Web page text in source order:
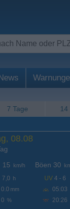
7 Tage 14
08.08
15
km/h
7,0 h
0.0 mm
0 %
Böen 30
UV 4 - 6
05:03
20:26